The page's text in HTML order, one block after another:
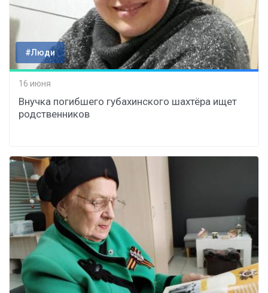
#Люди
16 июня
Внучка погибшего губахинского шахтёра ищет
родственников